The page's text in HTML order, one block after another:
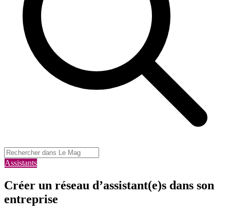
Assistants
Créer un réseau d’assistant(e)s dans son
entreprise